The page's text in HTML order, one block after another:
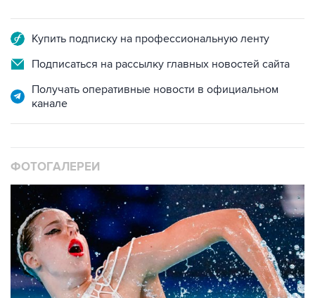
Подписаться на рассылку главных новостей сайта
Получать оперативные новости в официальном
канале